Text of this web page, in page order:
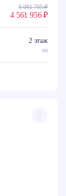
6 081 705 ₽
4 561 956 ₽
2 этаж
из